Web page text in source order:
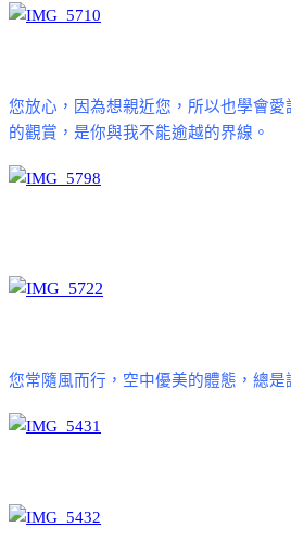
您放心，因為想親近您，所以也學會
的觀賞，是你與我不能逾越的界線。
您常隨風而行，空中優美的體態，總是